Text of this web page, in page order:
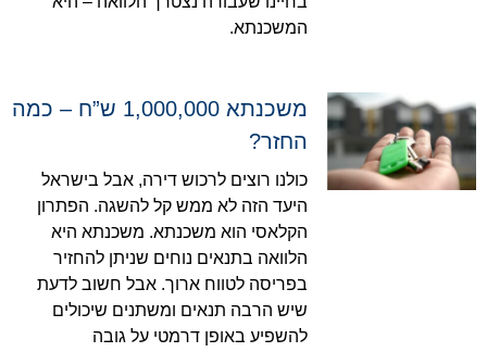
המשכנתא.
משכנתא 1,000,000 ש”ח – כמה
החזר?
כולנו רוצים לרכוש דירה, אבל בישראל
היעד הזה לא ממש קל להשגה. הפתרון
הקלאסי הוא משכנתא. משכנתא היא
הלוואה בתנאים נוחים שניתן להחזיר
בפריסה לטווח ארוך. אבל חשוב לדעת
שיש הרבה תנאים ומשתנים שיכולים
להשפיע באופן דרמטי על גובה